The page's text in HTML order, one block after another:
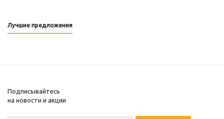
Лучшие предложения
Подписывайтесь
на новости и акции